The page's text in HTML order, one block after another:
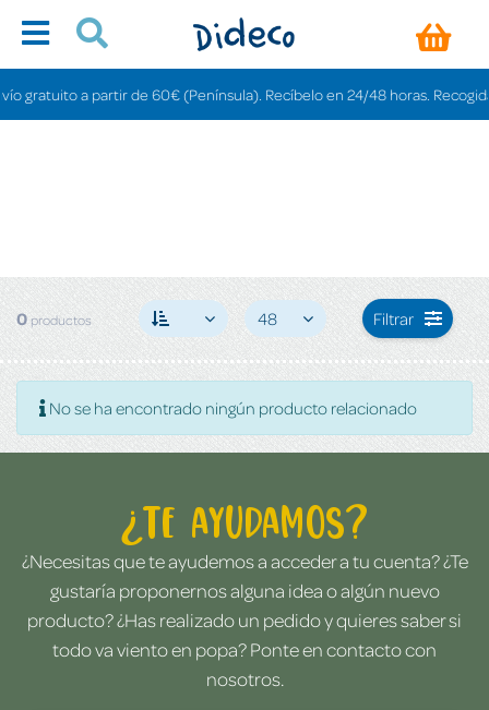
gratuito a partir de 60€ (Península). Recíbelo en 24/48 horas. Recogida
0productos 48 Filtrar
No se ha encontrado ningún producto relacionado
¿Te ayudamos?
¿Necesitas que te ayudemos a acceder a tu cuenta? ¿Te
gustaría proponernos alguna idea o algún nuevo
producto? ¿Has realizado un pedido y quieres saber si
todo va viento en popa? Ponte en contacto con
nosotros.